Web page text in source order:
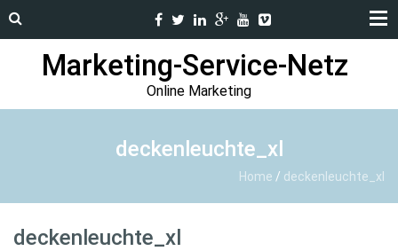
Marketing-Service-Netz
Online Marketing
deckenleuchte_xl
Home / deckenleuchte_xl
deckenleuchte_xl